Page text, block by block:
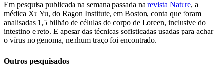
Em pesquisa publicada na semana passada na revista Nature, a
médica Xu Yu, do Ragon Institute, em Boston, conta que foram
analisadas 1,5 bilhão de células do corpo de Loreen, inclusive do
intestino e reto. E apesar das técnicas sofisticadas usadas para achar
o vírus no genoma, nenhum traço foi encontrado.
Outros pesquisados